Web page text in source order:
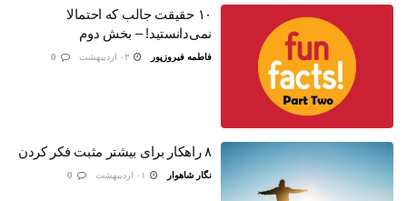
۱۰ حقیقت جالب که احتمالا
نمی‌دانستید! – بخش دوم
فاطمه فیروزپور
۸ راهکار برای بیشتر مثبت فکر کردن
نگار شاهوار